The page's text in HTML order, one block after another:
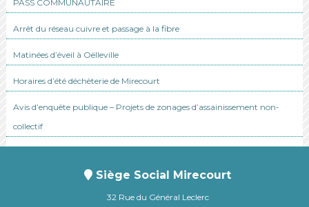
PASS COMMUNAUTAIRE
Arrêt du réseau cuivre et passage à la fibre
Matinées d’éveil à Oëlleville
Horaires d’été déchèterie de Mirecourt
Avis d’enquête publique – Projets de zonages d’assainissement non-
collectif
Siège Social Mirecourt
32 Rue du Général Leclerc